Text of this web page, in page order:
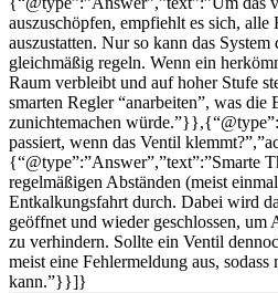
auszuschöpfen, empfiehlt es sich,
auszustatten. Nur so kann das System
gleichmäßig regeln. Wenn ein
Raum verbleibt und auf hoher Stufe
smarten Regler “anarbeiten”, was
zunichtemachen
passiert, wenn das Ventil
{“@type”:”Answer”,”text”:”Smarte
regelmäßigen Abständen (meist
Entkalkungsfahrt durch. Dabei wird
geöffnet und wieder geschlossen, um
zu verhindern. Sollte ein Ventil
meist eine Fehlermeldung aus, sodass
kann.”}}]}